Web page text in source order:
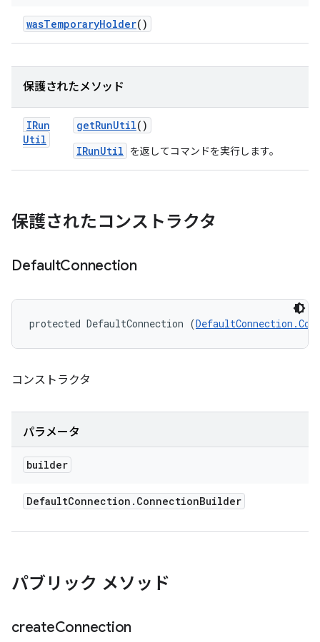
wasTemporaryHolder()
保護されたメソッド
IRun
Util
getRunUtil()
IRunUtil
を返してコマンドを実行します。
保護されたコンストラクタ
DefaultConnection
protected DefaultConnection (
コンストラクタ
パラメータ
builder
DefaultConnection . ConnectionBuilder
パブリック メソッド
createConnection